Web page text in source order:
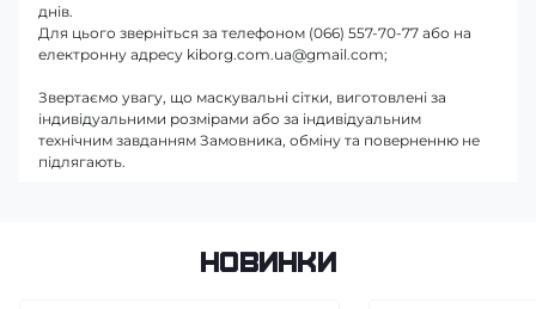
днів.
Для цього зверніться за телефоном (066) 557-70-77 або на
електронну адресу kiborg.com.ua@gmail.com;
Звертаємо увагу, що маскувальні сітки, виготовлені за
індивідуальними розмірами або за індивідуальним
технічним завданням Замовника, обміну та поверненню не
підлягають.
Новинки